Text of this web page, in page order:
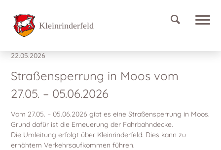
Straßensperrung in Moos vom 27.05. – 05.06.2026 Neuigkeiten
22.05.2026
Straßensperrung in Moos vom
27.05. – 05.06.2026
Vom 27.05. – 05.06.2026 gibt es eine Straßensperrung in Moos.
Grund dafür ist die Erneuerung der Fahrbahndecke.
Die Umleitung erfolgt über Kleinrinderfeld. Dies kann zu
erhöhtem Verkehrsaufkommen führen.